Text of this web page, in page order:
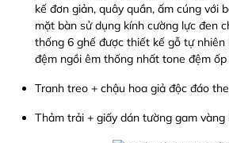
kế đơn giản, quây quần, ấm cúng với
mặt bàn sử dụng kính cường lực đen
thống 6 ghế được thiết kế gỗ tự nhiên
đệm ngồi êm thống nhất tone đệm
Tranh treo + chậu hoa giả độc đáo
Thảm trải + giấy dán tường gam